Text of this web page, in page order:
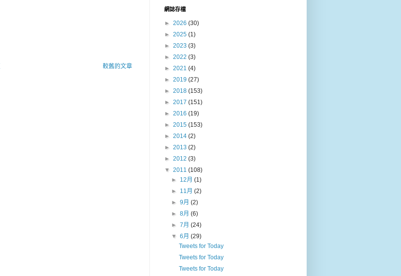
較舊的文章
網誌存檔
► 2026 (30)
► 2025 (1)
► 2023 (3)
► 2022 (3)
► 2021 (4)
► 2019 (27)
► 2018 (153)
► 2017 (151)
► 2016 (19)
► 2015 (153)
► 2014 (2)
► 2013 (2)
► 2012 (3)
▼ 2011 (108)
► 12月(1)
► 11月(2)
►9月(2)
►8月(6)
►7月(24)
▼6月(29)
Tweets for Today
Tweets for Today
Tweets for Today